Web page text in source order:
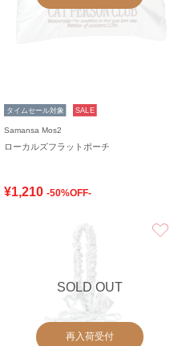
タイムセール対象 SALE
Samansa Mos2
ローカルズフラットポーチ
¥1,210 -50%OFF-
SOLD OUT
再入荷受付